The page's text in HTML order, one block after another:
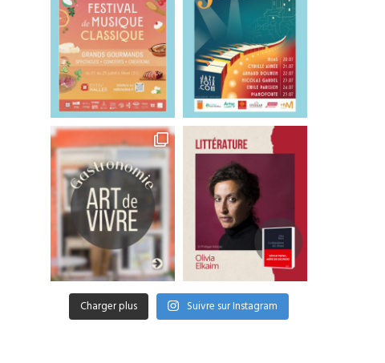
Charger plus Suivre sur Instagram